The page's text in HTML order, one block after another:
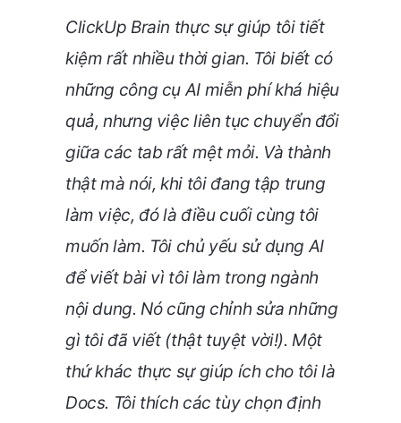
ClickUp Brain thực sự giúp tôi tiết
kiệm rất nhiều thời gian. Tôi biết có
những công cụ AI miễn phí khá hiệu
quả, nhưng việc liên tục chuyển đổi
giữa các tab rất mệt mỏi. Và thành
thật mà nói, khi tôi đang tập trung
làm việc, đó là điều cuối cùng tôi
muốn làm. Tôi chủ yếu sử dụng AI
để viết bài vì tôi làm trong ngành
nội dung. Nó cũng chỉnh sửa những
gì tôi đã viết (thật tuyệt vời!). Một
thứ khác thực sự giúp ích cho tôi là
Docs. Tôi thích các tùy chọn định